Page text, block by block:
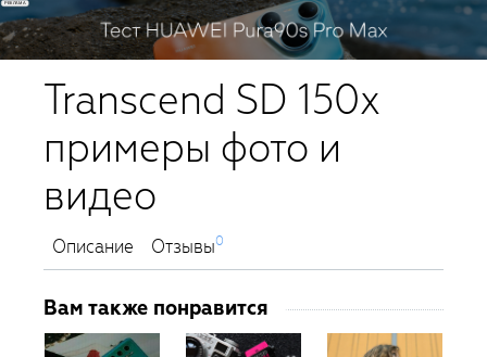
Transcend SD 150x
примеры фото и
видео
Описание Отзывы0
Вам также понравится